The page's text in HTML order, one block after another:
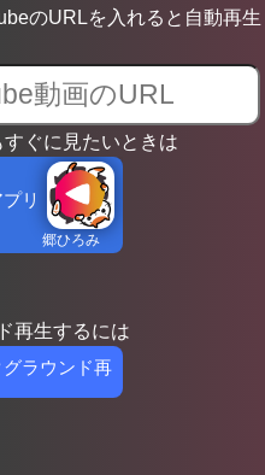
のURLを入れると自動再生
ぐに見たいときは
リ
郷ひろみ
再生するには
ラウンド再